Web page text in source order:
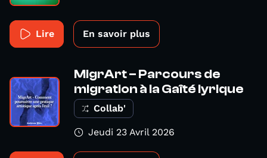
Lire En savoir plus
MigrArt – Parcours de
migration à la Gaîté lyrique
Collab'
Jeudi 23 Avril 2026